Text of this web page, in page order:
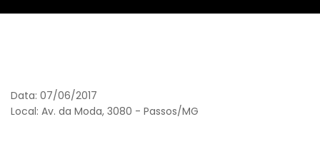
Data: 07/06/2017
Local: Av. da Moda, 3080 - Passos/MG